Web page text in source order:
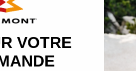
VOTRE